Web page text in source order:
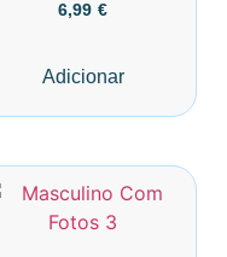
6,99 €
Adicionar